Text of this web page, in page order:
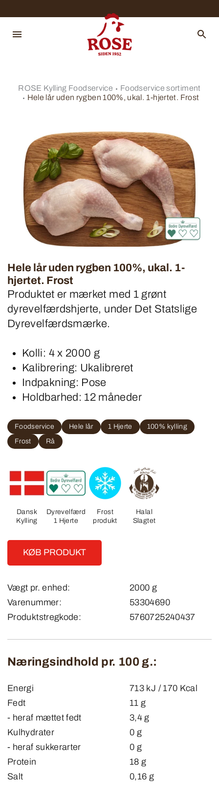
ROSE Kylling Foodservice
Foodservice sortiment
Hele lår uden rygben 100%, ukal. 1-hjertet. Frost
Hele lår uden rygben 100%, ukal. 1-
hjertet. Frost
Produktet er mærket med 1 grønt
dyrevelfærdshjerte, under Det Statslige
Dyrevelfærdsmærke.
Kolli: 4 x 2000 g
Kalibrering: Ukalibreret
Indpakning: Pose
Holdbarhed: 12 måneder
Foodservice Hele lår 1 Hjerte
100% kylling
Frost
Rå
Dansk
Kylling
Dyrevelfærd
1 Hjerte
Frost
produkt
Halal
Slagtet
KØB PRODUKT
Vægt pr. enhed:
2000 g
Varenummer:
53304690
Produktstregkode:
5760725240437
Næringsindhold pr. 100 g.:
Energi
713 kJ / 170 Kcal
Fedt
11 g
- heraf mættet fedt
3,4 g
Kulhydrater
0 g
- heraf sukkerarter
0 g
Protein
18 g
Salt
0,16 g